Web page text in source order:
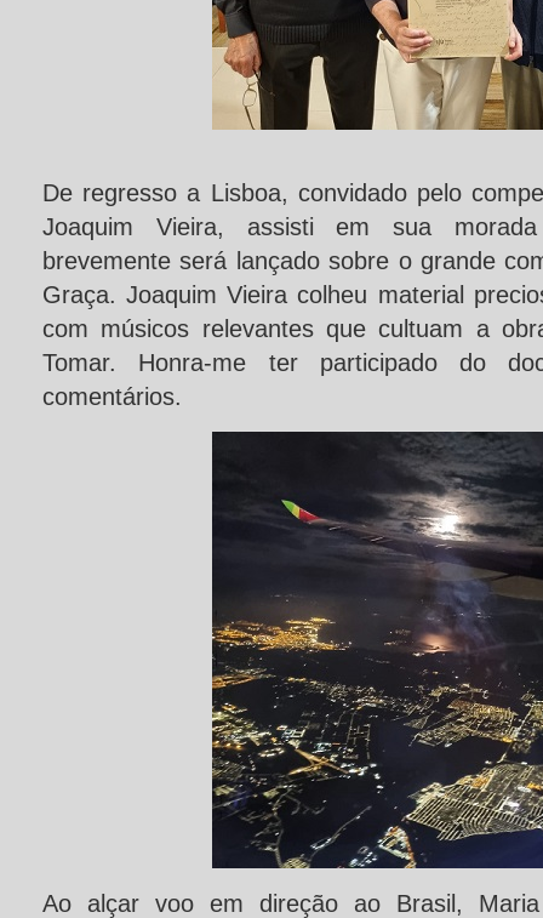
De regresso a Lisboa, convidado pelo
Joaquim Vieira, assisti em sua
brevemente será lançado sobre o grande
Graça. Joaquim Vieira colheu material
com músicos relevantes que cultuam a
Tomar. Honra-me ter participado do
comentários.
Ao alçar voo em direção ao Brasil,